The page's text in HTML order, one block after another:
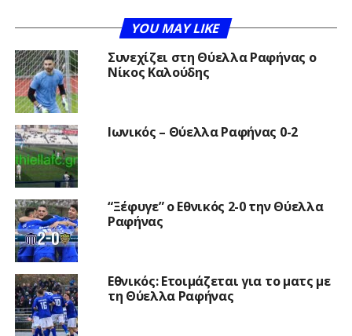
YOU MAY LIKE
Συνεχίζει στη Θύελλα Ραφήνας ο
Νίκος Καλούδης
Ιωνικός – Θύελλα Ραφήνας 0-2
“Ξέφυγε” ο Εθνικός 2-0 την Θύελλα
Ραφήνας
Εθνικός: Ετοιμάζεται για το ματς με
τη Θύελλα Ραφήνας